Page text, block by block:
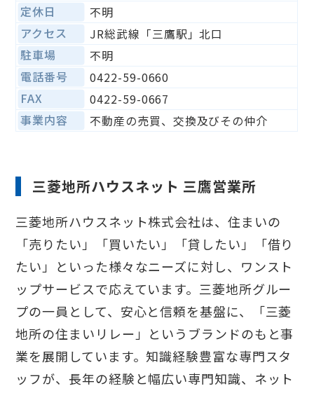
定休日
不明
アクセス
JR総武線「三鷹駅」北口
駐車場
不明
電話番号
0422-59-0660
FAX
0422-59-0667
事業内容
不動産の売買、交換及びその仲介
三菱地所ハウスネット 三鷹営業所
三菱地所ハウスネット株式会社は、住まいの
「売りたい」「買いたい」「貸したい」「借り
たい」といった様々なニーズに対し、ワンスト
ップサービスで応えています。三菱地所グルー
プの一員として、安心と信頼を基盤に、「三菱
地所の住まいリレー」というブランドのもと事
業を展開しています。知識経験豊富な専門スタ
ッフが、長年の経験と幅広い専門知識、ネット